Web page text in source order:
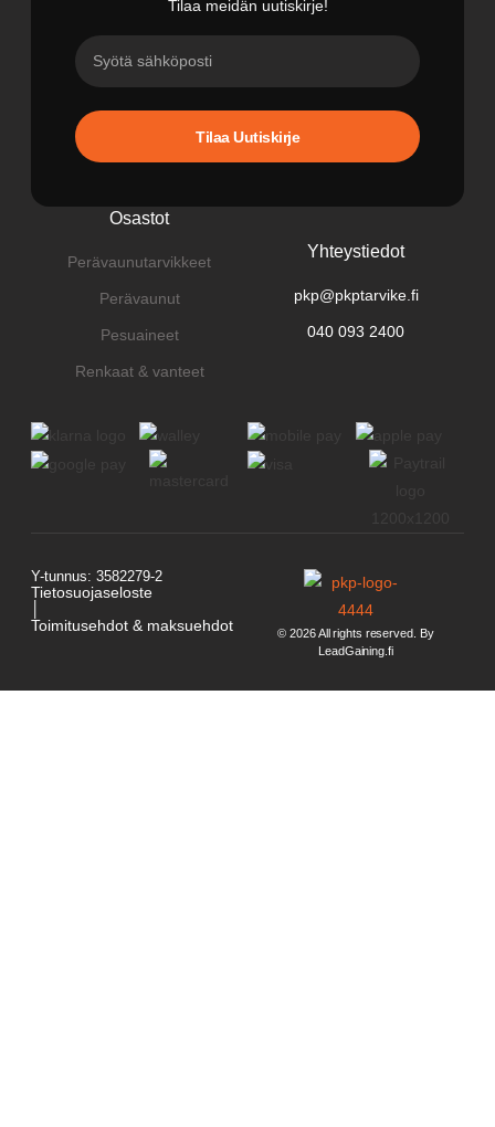
Tilaa meidän uutiskirje!
Tilaa Uutiskirje
Osastot
Perävaunutarvikkeet
Perävaunut
Pesuaineet
Renkaat & vanteet
Yhteystiedot
pkp@pkptarvike.fi
040 093 2400
© 2026 All rights reserved. By
LeadGaining.fi
Y-tunnus: 3582279-2
Tietosuojaseloste
Toimitusehdot & maksuehdot